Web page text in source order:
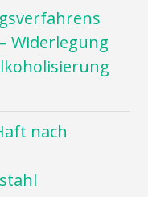
Widerlegung
nach